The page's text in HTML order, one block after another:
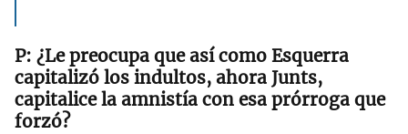
¿Le preocupa que así como Esquerra
capitalizó los indultos, ahora Junts,
capitalice la amnistía con esa prórroga que
forzó?